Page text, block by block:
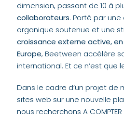
dimension, passant de 10 à
collaborateurs. Porté par
organique soutenue et une
croissance externe active,
Europe, Beetween accélère
international. Et ce n’est que
Dans le cadre d’un projet de
sites web sur une nouvelle
nous recherchons A COMPTER